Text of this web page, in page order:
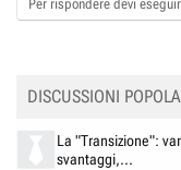
Per rispondere devi
DISCUSSIONI
La "Transizione":
svantaggi,...